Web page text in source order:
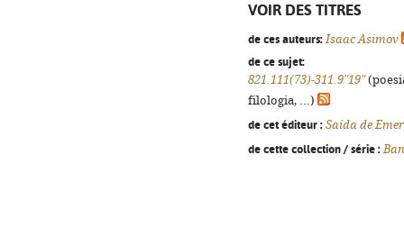
VOIR DES TITRES
de ces auteurs: Isaac Asimov
de ce sujet:
821.111(73)-311.9"19"
filologia, ...)
de cet éditeur : Saída de
de cette collection / série :